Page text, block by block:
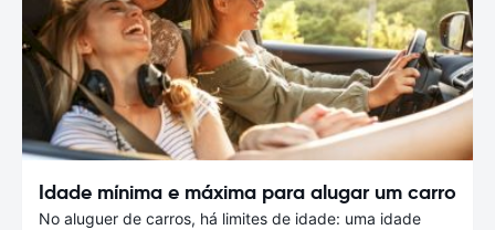
Idade mínima e máxima para alugar um carro
No aluguer de carros, há limites de idade: uma idade